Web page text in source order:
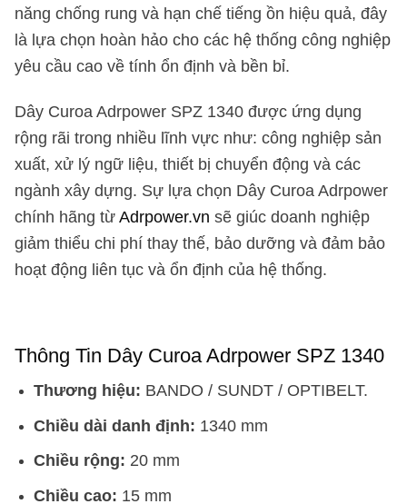
năng chống rung và hạn chế tiếng ồn hiệu quả, đây
là lựa chọn hoàn hảo cho các hệ thống công nghiệp
yêu cầu cao về tính ổn định và bền bỉ.
Dây Curoa Adrpower SPZ 1340 được ứng dụng
rộng rãi trong nhiều lĩnh vực như: công nghiệp sản
xuất, xử lý ngữ liệu, thiết bị chuyển động và các
ngành xây dựng. Sự lựa chọn Dây Curoa Adrpower
chính hãng từAdrpower.vn sẽ giúc doanh nghiệp
giảm thiểu chi phí thay thế, bảo dưỡng và đảm bảo
hoạt động liên tục và ổn định của hệ thống.
Thông Tin Dây Curoa Adrpower SPZ 1340
Thương hiệu: BANDO / SUNDT / OPTIBELT.
Chiều dài danh định: 1340 mm
Chiều rộng: 20 mm
Chiều cao: 15 mm